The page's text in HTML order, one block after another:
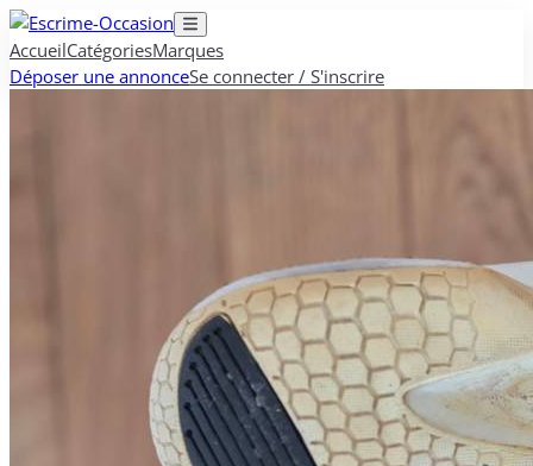
AccueilCatégoriesMarques
Déposer une annonceSe connecter / S'inscrire